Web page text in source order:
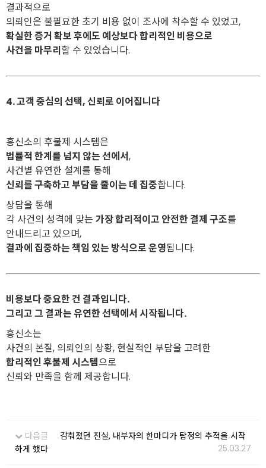
결과적으로
의뢰인은 불필요한 초기 비용 없이 조사에 착수할 수 있었고,
확실한 증거 확보 후에도 예상보다 합리적인 비용으로
사건을 마무리할 수 있었습니다.
4. 고객 중심의 선택, 신뢰로 이어집니다
흥신소의 후불제 시스템은
법률적 한계를 넘지 않는 선에서,
사건별 유연한 설계를 통해
신뢰를 구축하고 부담을 줄이는 데 집중합니다.
상담을 통해
각 사건의 성격에 맞는 가장 합리적이고 안전한 결제 구조를
안내드리고 있으며,
결과에 집중하는 책임 있는 방식으로 운영됩니다.
비용보다 중요한 건 결과입니다.
그리고 그 결과는 유연한 선택에서 시작됩니다.
흥신소는
사건의 본질, 의뢰인의 상황, 현실적인 부담을 고려한
합리적인 후불제 시스템으로
신뢰와 만족을 함께 제공합니다.
다음글
감춰졌던 진실, 내부자의 한마디가 탐정의 추적을 시작
하게 했다
25.03.27